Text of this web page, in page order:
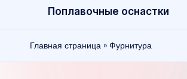
Поплавочные оснастки
Главная страница » Фурнитура